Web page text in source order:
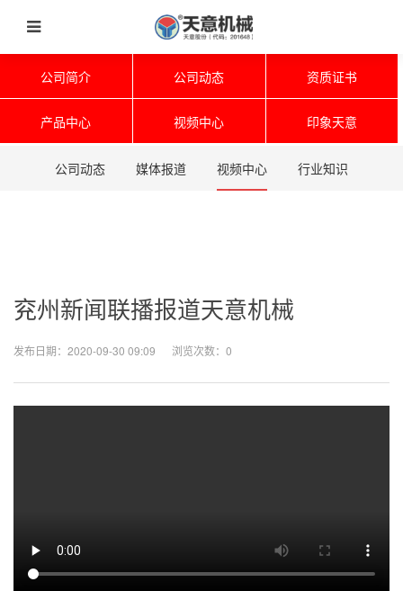
公司简介 公司动态 资质证书
产品中心 视频中心 印象天意
公司动态 媒体报道 视频中心 行业知识
兖州新闻联播报道天意机械
发布日期：2020-09-30 09:09 浏览次数： 0